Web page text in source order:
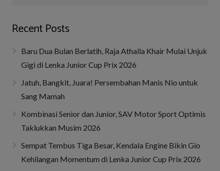
Recent Posts
Baru Dua Bulan Berlatih, Raja Athalla Khair Mulai Unjuk
Gigi di Lenka Junior Cup Prix 2026
Jatuh, Bangkit, Juara! Persembahan Manis Nio untuk
Sang Mamah
Kombinasi Senior dan Junior, SAV Motor Sport Optimis
Taklukkan Musim 2026
Sempat Tembus Tiga Besar, Kendala Engine Bikin Gio
Kehilangan Momentum di Lenka Junior Cup Prix 2026